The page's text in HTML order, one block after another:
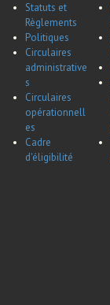
Statuts et
Règlements
Politiques
Circulaires
administrative
s
Circulaires
opérationnell
es
Cadre
d'éligibilité